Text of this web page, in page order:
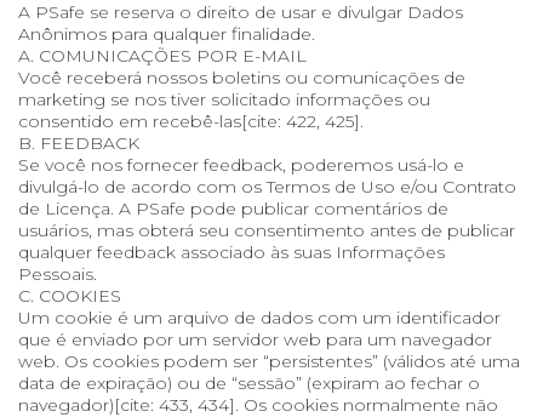
A PSafe se reserva o direito de usar e divulgar Dados
Anônimos para qualquer finalidade.
A. COMUNICAÇÕES POR E-MAIL
Você receberá nossos boletins ou comunicações de
marketing se nos tiver solicitado informações ou
consentido em recebê-las[cite: 422, 425].
B. FEEDBACK
Se você nos fornecer feedback, poderemos usá-lo e
divulgá-lo de acordo com os Termos de Uso e/ou Contrato
de Licença. A PSafe pode publicar comentários de
usuários, mas obterá seu consentimento antes de publicar
qualquer feedback associado às suas Informações
Pessoais.
C. COOKIES
Um cookie é um arquivo de dados com um identificador
que é enviado por um servidor web para um navegador
web. Os cookies podem ser “persistentes” (válidos até uma
data de expiração) ou de “sessão” (expiram ao fechar o
navegador)[cite: 433, 434]. Os cookies normalmente não